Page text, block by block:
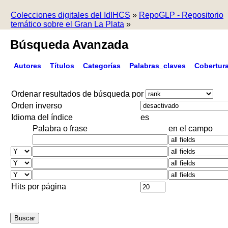
Colecciones digitales del IdIHCS » RepoGLP - Repositorio
temático sobre el Gran La Plata »
Búsqueda Avanzada
Autores Títulos Categorías Palabras_claves
Ordenar resultados de búsqueda por
Orden inverso
Idioma del índice
es
Palabra o frase
en el campo
Hits por página